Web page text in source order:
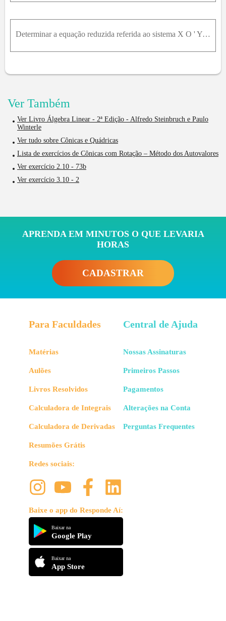
Determinar a equação reduzida referida ao sistema X O ' Y e o gênero da cônica representada pela equação dada a seguir. Esboçar o gráfico. 4 x 2 + 6 x y - 4 y 2 + 20 x - 20 y - 19 = 0
Ver Também
Ver Livro Álgebra Linear - 2ª Edição - Alfredo Steinbruch e Paulo
Winterle
Ver tudo sobre Cônicas e Quádricas
Lista de exercícios de Cônicas com Rotação – Método dos Autovalores
Ver exercício 2.10 - 73b
Ver exercício 3.10 - 2
APRENDA EM MINUTOS O QUE LEVARIA
HORAS
CADASTRAR
Para Faculdades
Matérias
Aulões
Livros Resolvidos
Calculadora de Integrais
Calculadora de Derivadas
Resumões Grátis
Redes sociais:
Baixe o app do Responde Aí:
Baixar na
Google Play
Baixar na
App Store
Central de Ajuda
Nossas Assinaturas
Primeiros Passos
Pagamentos
Alterações na Conta
Perguntas Frequentes